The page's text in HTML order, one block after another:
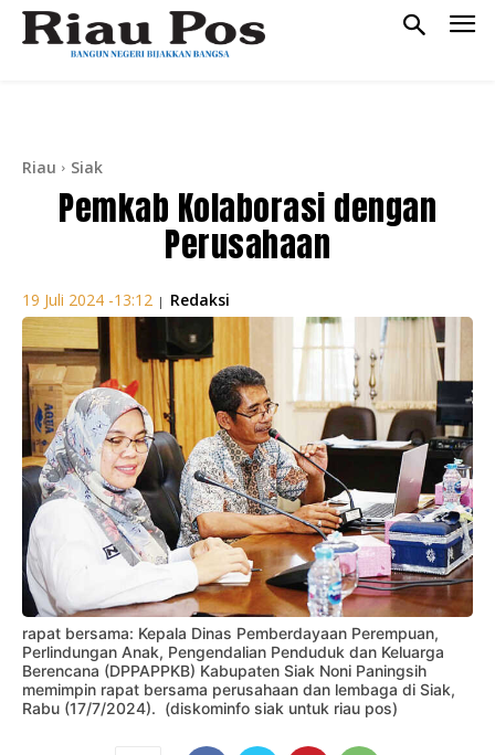
Riau Siak
Pemkab Kolaborasi dengan
Perusahaan
19 Juli 2024 -13:12 | Redaksi
rapat bersama: Kepala Dinas Pemberdayaan Perempuan,
Perlindungan Anak, Pengendalian Penduduk dan Keluarga
Berencana (DPPAPPKB) Kabupaten Siak Noni Paningsih
memimpin rapat bersama perusahaan dan lembaga di Siak,
Rabu (17/7/2024). (diskominfo siak untuk riau pos)